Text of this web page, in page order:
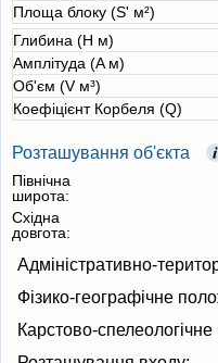
Площа блоку (S' м²)
Глибина (H м)
Амплітуда (A м)
Об'єм (V м³)
Коефіцієнт Корбеля (Q)
Розташування об'єкта
Північна
широта:
Східна
довгота:
Адміністративно-
Фізико-географічне
Карстово-